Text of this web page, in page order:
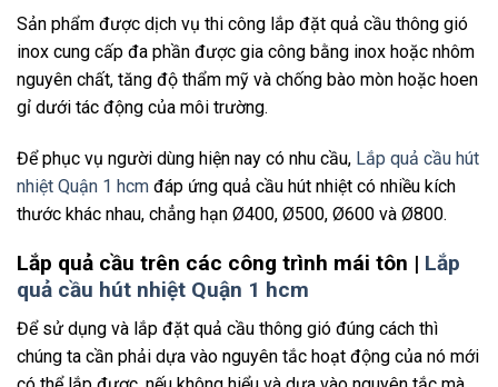
Sản phẩm được dịch vụ thi công lắp đặt quả cầu thông gió
inox cung cấp đa phần được gia công bằng inox hoặc nhôm
nguyên chất, tăng độ thẩm mỹ và chống bào mòn hoặc hoen
gỉ dưới tác động của môi trường.
Để phục vụ người dùng hiện nay có nhu cầu, Lắp quả cầu hút
nhiệt Quận 1 hcm đáp ứng quả cầu hút nhiệt có nhiều kích
thước khác nhau, chẳng hạn Ø400, Ø500, Ø600 và Ø800.
Lắp quả cầu trên các công trình mái tôn | Lắp
quả cầu hút nhiệt Quận 1 hcm
Để sử dụng và lắp đặt quả cầu thông gió đúng cách thì
chúng ta cần phải dựa vào nguyên tắc hoạt động của nó mới